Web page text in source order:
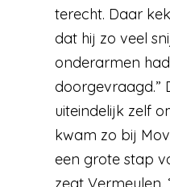
terecht. Daar
dat hij zo veel
onderarmen
doorgevraagd.”
uiteindelijk zelf
kwam zo bij
een grote stap
zegt